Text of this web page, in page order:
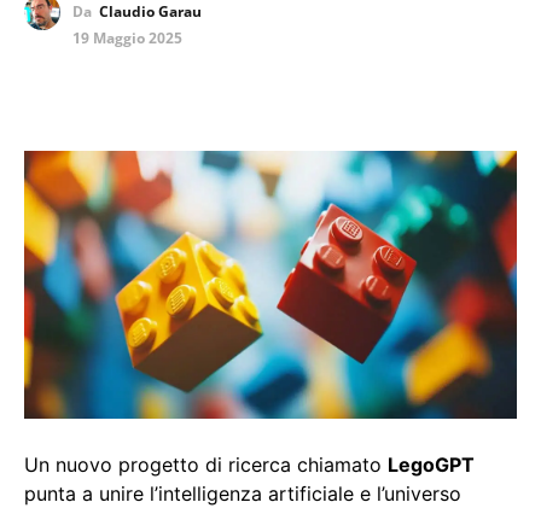
Da Claudio Garau
19 Maggio 2025
Un nuovo progetto di ricerca chiamato LegoGPT
punta a unire l’intelligenza artificiale e l’universo